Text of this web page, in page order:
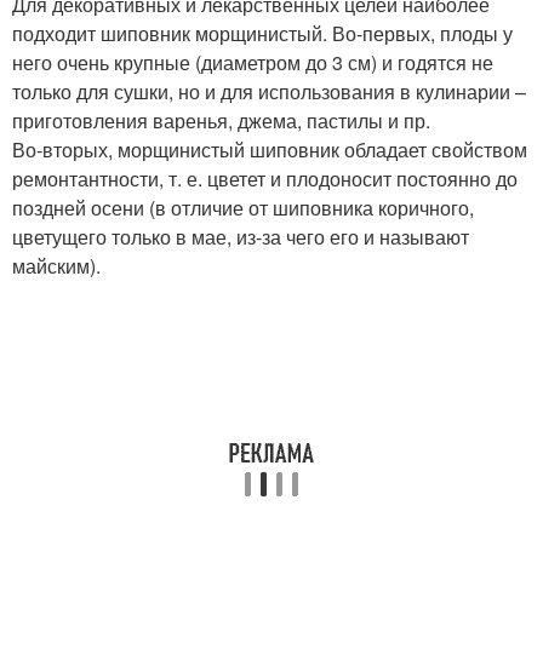
подходит шиповник морщинистый. Во-первых, плоды у
него очень крупные (диаметром до 3 см) и годятся не
только для сушки, но и для использования в кулинарии –
приготовления варенья, джема, пастилы и пр.
Во-вторых, морщинистый шиповник обладает свойством
ремонтантности, т. е. цветет и плодоносит постоянно до
поздней осени (в отличие от шиповника коричного,
цветущего только в мае, из-за чего его и называют
майским).